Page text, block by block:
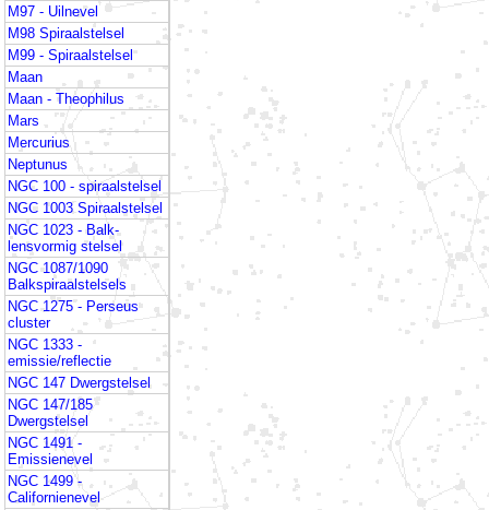
M97 - Uilnevel
M98 Spiraalstelsel
M99 - Spiraalstelsel
Maan
Maan - Theophilus
Mars
Mercurius
Neptunus
NGC 100 - spiraalstelsel
NGC 1003 Spiraalstelsel
NGC 1023 - Balk-
lensvormig stelsel
NGC 1087/1090
Balkspiraalstelsels
NGC 1275 - Perseus
cluster
NGC 1333 -
emissie/reflectie
NGC 147 Dwergstelsel
NGC 147/185
Dwergstelsel
NGC 1491 -
Emissienevel
NGC 1499 -
Californienevel